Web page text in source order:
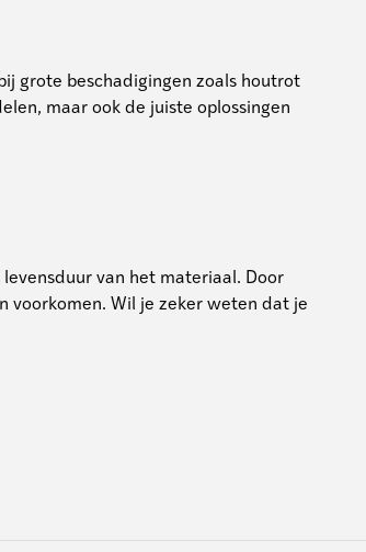
grote beschadigingen zoals houtrot
maar ook de juiste oplossingen
van het materiaal. Door
voorkomen. Wil je zeker weten dat je